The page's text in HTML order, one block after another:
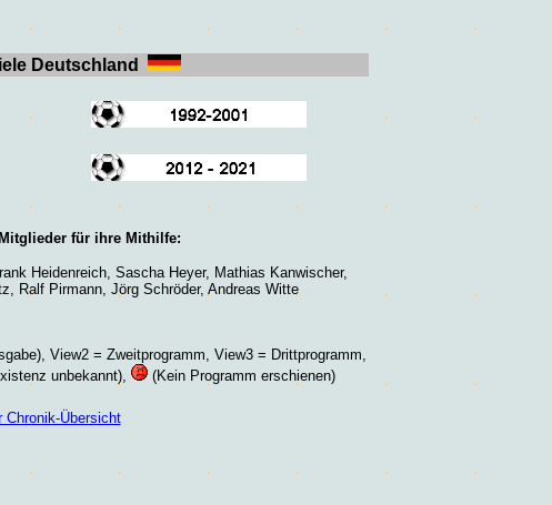
Deutschland
für ihre Mithilfe:
Heidenreich, Sascha Heyer, Mathias Kanwischer,
Ralf Pirmann, Jörg Schröder, Andreas Witte
View2 = Zweitprogramm, View3 = Drittprogramm,
unbekannt), (Kein Programm erschienen)
Chronik-Übersicht